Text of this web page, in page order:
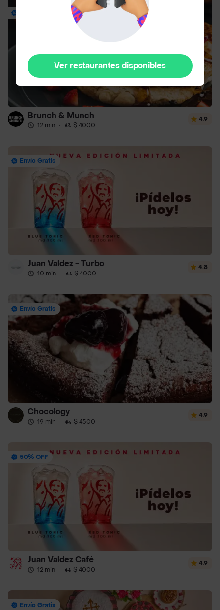
Brunch & Munch
12 min · $ 4000
4.9
Envío Gratis
Juan Valdez - Turbo
10 min · $ 4000
4.8
Envío Gratis
Chocology
19 min · $ 4500
4.9
50% OFF
Juan Valdez Café
12 min · $ 4000
4.9
Envío Gratis
Ver restaurantes disponibles